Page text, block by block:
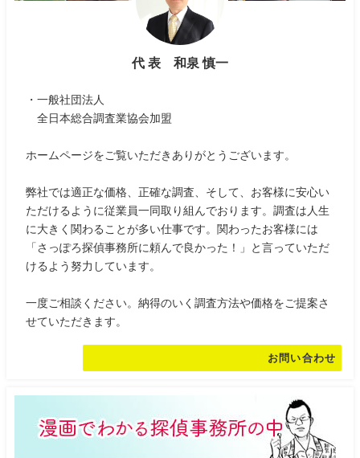
代 表 和泉 慎一
・一般社団法人
全日本総合調査業協会加盟
ホームページをご覧いただきありがとうございます。
弊社では適正な価格、正確な調査、そして、お客様に安心い
ただけるように従業員一同取り組んでおります。調査は人生
に大きく関わることが多い仕事です。関わったお客様には
「さっぽろ探偵事務所に頼んで良かった！」と言っていただ
けるよう努力しています。
一度ご相談ください。納得のいく調査方法や価格をご提案さ
せていただきます。
お問い合わせ